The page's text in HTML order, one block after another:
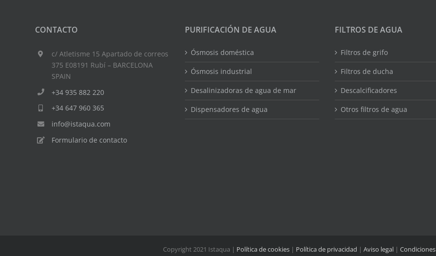
en
página
producto
en
página
producto
CONTACTO
c/ Atletisme 15 Apartado de correos
375 E08191 Rubí – BARCELONA
SPAIN
+34 935 882 220
+34 647 960 365
info@istaqua.com
Formulario de contacto
PURIFICACIÓN DE AGUA
Ósmosis doméstica
Ósmosis industrial
Desalinizadoras de agua de mar
Dispensadores de agua
FILTROS DE AGUA
Filtros de grifo
Filtros de ducha
Descalcificadores
Otros filtros de agua
Copyright 2021 Istaqua | Política de cookies| Política de privacidad | Aviso legal|